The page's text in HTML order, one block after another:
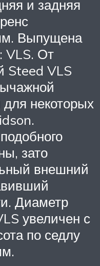
и задняя
Выпущена
VLS. От
Steed VLS
для некоторых
зато
внешний
Диаметр
увеличен с
по седлу